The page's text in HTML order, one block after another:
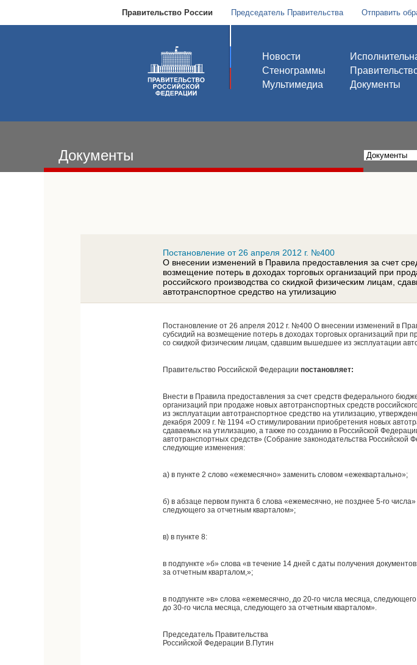
Правительство России Председатель Правительства Отправить
Новости
Стенограммы
Мультимедиа
Документы
Документы
Постановление от 26 апреля 2012 г. №400
О внесении изменений в Правила предоставления за счет
возмещение потерь в доходах торговых организаций при
российского производства со скидкой физическим лицам,
автотранспортное средство на утилизацию
Постановление от 26 апреля 2012 г. №400 О внесении изменений в
субсидий на возмещение потерь в доходах торговых организаций при
со скидкой физическим лицам, сдавшим вышедшее из эксплуатации
Правительство Российской Федерации постановляет:
Внести в Правила предоставления за счет средств федерального
организаций при продаже новых автотранспортных средств
из эксплуатации автотранспортное средство на утилизацию,
декабря 2009 г. № 1194 «О стимулировании приобретения новых
сдаваемых на утилизацию, а также по созданию в Российской
автотранспортных средств» (Собрание законодательства
следующие изменения:
а) в пункте 2 слово «ежемесячно» заменить словом «ежеквартально»;
б) в абзаце первом пункта 6 слова «ежемесячно, не позднее 5-го
следующего за отчетным кварталом»;
в) в пункте 8:
в подпункте »б» слова «в течение 14 дней с даты получения
за отчетным кварталом,»;
в подпункте »в» слова «ежемесячно, до 20-го числа месяца,
до 30-го числа месяца, следующего за отчетным кварталом».
Председатель Правительства
Российской Федерации В.Путин